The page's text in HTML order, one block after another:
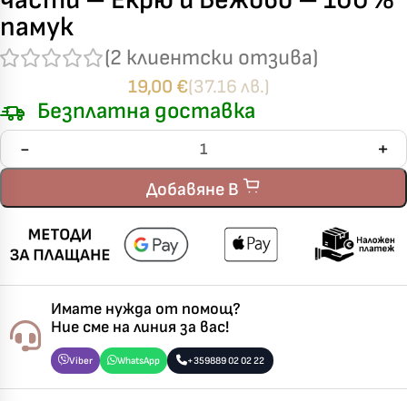
памук
(2 клиентски отзива)
19,00 €(37.16 лв.)
Безплатна доставка
Добавяне В
Имате нужда от помощ?
Ние сме на линия за вас!
Viber WhatsApp +359889 02 02 22